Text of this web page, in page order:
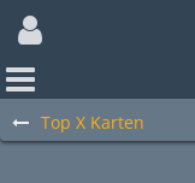
Top X Karten